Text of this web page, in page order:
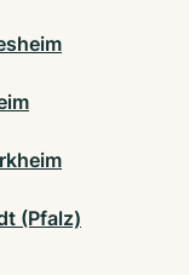
(Pfalz)